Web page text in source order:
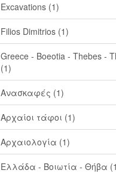
Excavations (1)
Filios Dimitrios (1)
Greece - Boeotia - Thebes -
(1)
Ανασκαφές (1)
Αρχαίοι τάφοι (1)
Αρχαιολογία (1)
Ελλάδα - Βοιωτία - Θήβα